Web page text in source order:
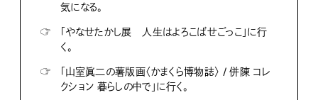
気になる。
☞
「やなせたかし展 人生はよろこばせごっこ」に行
く。
☞
「山室眞二の薯版画〈かまくら博物誌〉 / 併陳 コレ
クション 暮らしの中で」に行く。